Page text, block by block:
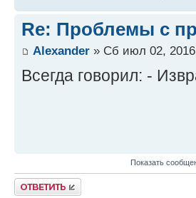
Re: Проблемы с
Alexander » Сб июл 02,
Всегда говорил: -
Показать
Ответить